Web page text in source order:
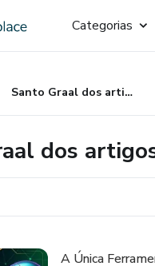
Categorias
Santo Graal dos artigos IA humanizado
dos
A Única